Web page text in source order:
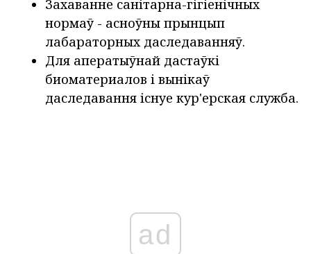
Захаванне санітарна-гігіенічных
нормаў - асноўны прынцып
лабараторных даследаванняў.
Для аператыўнай дастаўкі
биоматериалов і вынікаў
даследавання існуе кур'ерская служба.
ad